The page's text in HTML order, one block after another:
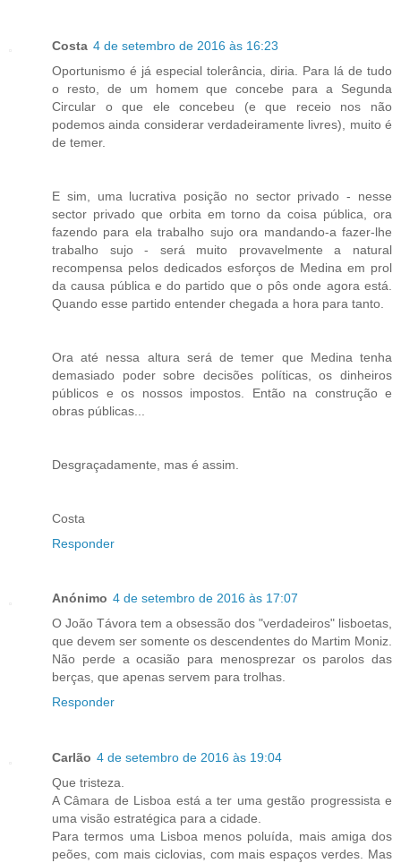
Costa 4 de setembro de 2016 às 16:23
Oportunismo é já especial tolerância, diria. Para lá de tudo
o resto, de um homem que concebe para a Segunda
Circular o que ele concebeu (e que receio nos não
podemos ainda considerar verdadeiramente livres), muito é
de temer.
E sim, uma lucrativa posição no sector privado - nesse
sector privado que orbita em torno da coisa pública, ora
fazendo para ela trabalho sujo ora mandando-a fazer-lhe
trabalho sujo - será muito provavelmente a natural
recompensa pelos dedicados esforços de Medina em prol
da causa pública e do partido que o pôs onde agora está.
Quando esse partido entender chegada a hora para tanto.
Ora até nessa altura será de temer que Medina tenha
demasiado poder sobre decisões políticas, os dinheiros
públicos e os nossos impostos. Então na construção e
obras públicas...
Desgraçadamente, mas é assim.
Costa
Responder
Anónimo 4 de setembro de 2016 às 17:07
O João Távora tem a obsessão dos "verdadeiros" lisboetas,
que devem ser somente os descendentes do Martim Moniz.
Não perde a ocasião para menosprezar os parolos das
berças, que apenas servem para trolhas.
Responder
Carlão 4 de setembro de 2016 às 19:04
Que tristeza.
A Câmara de Lisboa está a ter uma gestão progressista e
uma visão estratégica para a cidade.
Para termos uma Lisboa menos poluída, mais amiga dos
peões, com mais ciclovias, com mais espaços verdes. Mas